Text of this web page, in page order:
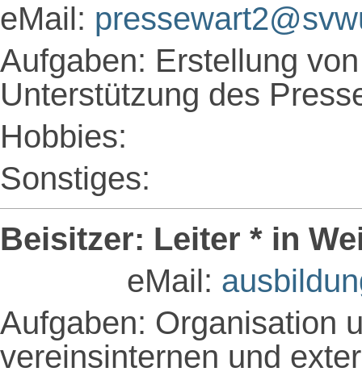
eMail:
Aufgaben: Erstellung
Unterstützung des
Hobbies:
Sonstiges:
Beisitzer: Leiter * in
eMail:
Aufgaben: Organisation
vereinsinternen und